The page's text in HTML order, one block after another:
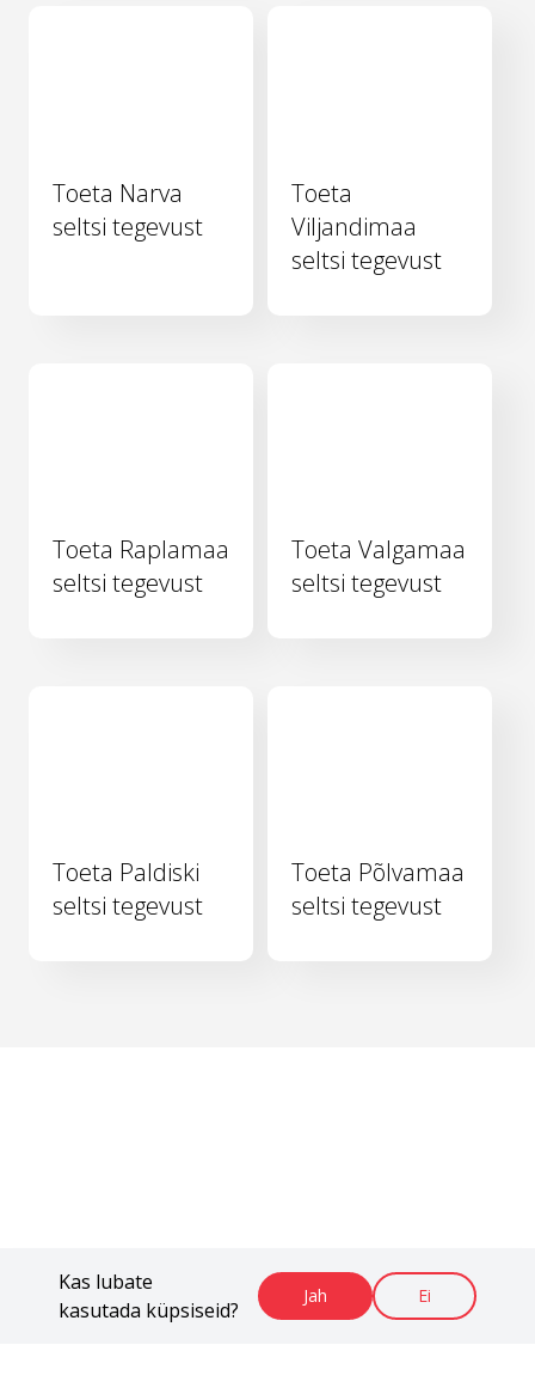
Kas lubate
kasutada küpsiseid?
Jah Ei
Toeta Narva
seltsi tegevust
Toeta
Viljandimaa
seltsi tegevust
Toeta Raplamaa
seltsi tegevust
Toeta Valgamaa
seltsi tegevust
Toeta Paldiski
seltsi tegevust
Toeta Põlvamaa
seltsi tegevust